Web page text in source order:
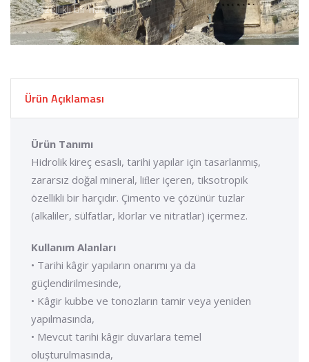
özellikli bir harçıdır.
Ürün Açıklaması
Ürün Tanımı
Hidrolik kireç esaslı, tarihi yapılar için tasarlanmıș,
zararsız doğal mineral, liﬂer içeren, tiksotropik
özellikli bir harçıdır. Çimento ve çözünür tuzlar
(alkaliler, sülfatlar, klorlar ve nitratlar) içermez.
Kullanım Alanları
• Tarihi kâgir yapıların onarımı ya da
güçlendirilmesinde,
• Kâgir kubbe ve tonozların tamir veya yeniden
yapılmasında,
• Mevcut tarihi kâgir duvarlara temel
olușturulmasında,